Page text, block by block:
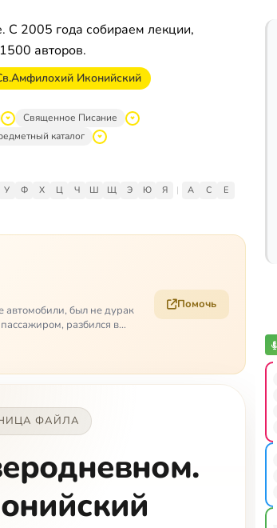
С 2005 года собираем лекции,
авторов.
Иконийский
Священное Писание
каталог
У Ф Х Ц Ч Ш Щ Э Ю Я | A C
E
был не дурак
разбился в
Помочь
ФАЙЛА